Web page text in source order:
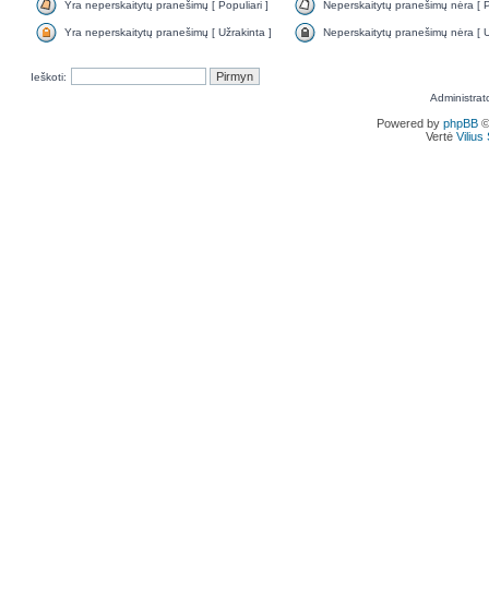
Yra neperskaitytų pranešimų [ Populiari ] Neperskaitytų pranešimų nėra [
Yra neperskaitytų pranešimų [ Užrakinta ] Neperskaitytų pranešimų nėra [
Ieškoti:
Powered by phpBB
Vertė Vilius